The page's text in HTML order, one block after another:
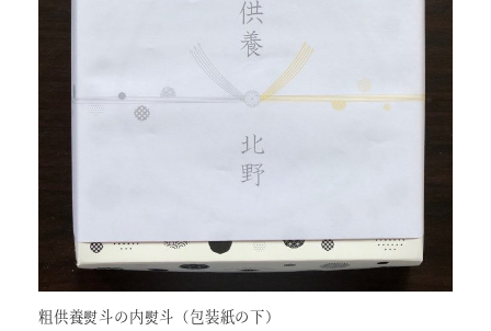
粗供養熨斗の内熨斗（包装紙の下）